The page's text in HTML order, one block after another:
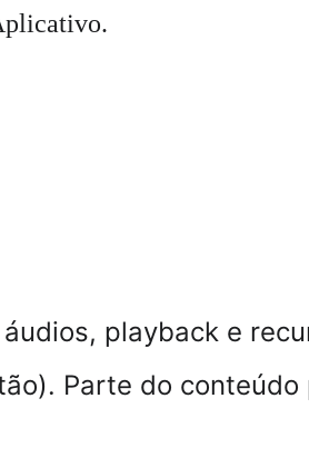
playback e
). Parte do conteúdo